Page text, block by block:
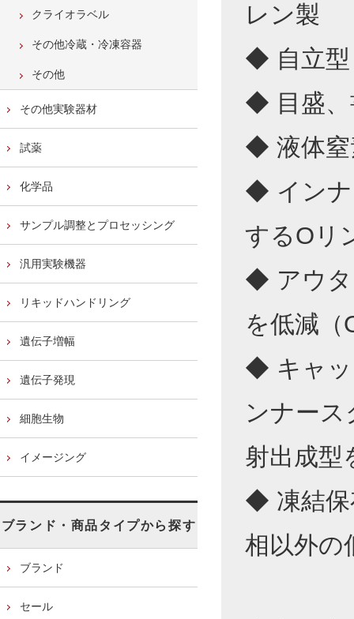
レン製
◆ 自立型
◆ 目盛、
◆ 液体窒
◆ インナ
するOリ
◆ アウタ
を低減（
◆ キャッ
ンナー
射出成型
◆ 凍結保
相以外の
クライオラベル
その他冷蔵・冷凍容器
その他
その他実験器材
試薬
化学品
サンプル調整とプロセッシング
汎用実験機器
リキッドハンドリング
遺伝子増幅
遺伝子発現
細胞生物
イメージング
ブランド・商品タイプから探す
ブランド
セール